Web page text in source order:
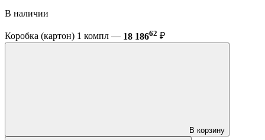
В наличии
Коробка (картон) 1 компл — 18 18662 ₽
В корзину